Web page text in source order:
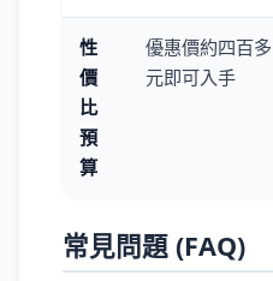
性
價
比
預
算
優惠價約四百多
元即可入手
常見問題 (FAQ)